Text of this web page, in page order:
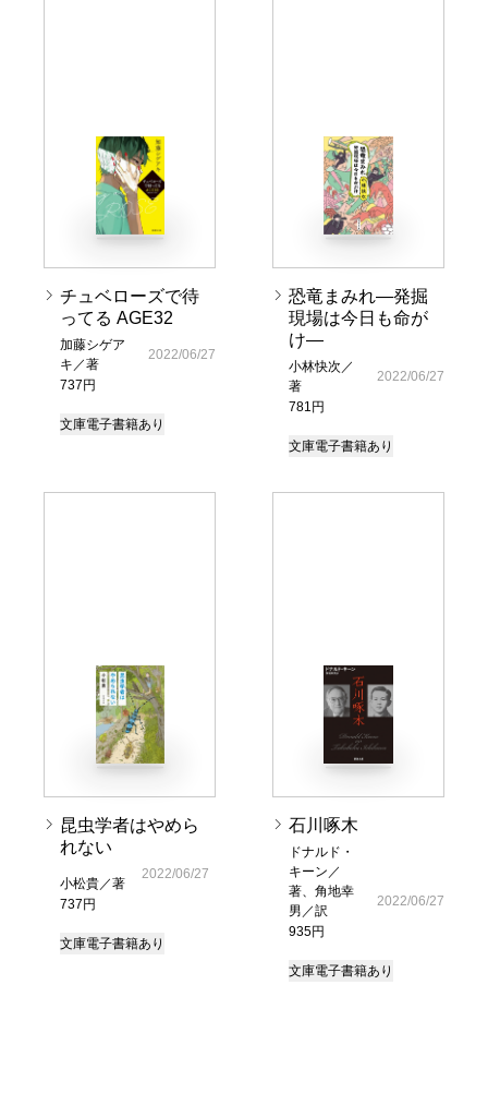
チュベローズで待
ってる AGE32
加藤シゲア
キ／著
737円
2022/06/27
文庫電子書籍あり
恐竜まみれ―発掘
現場は今日も命が
け―
小林快次／
著
781円
2022/06/27
文庫電子書籍あり
昆虫学者はやめら
れない
小松貴／著
737円
2022/06/27
文庫電子書籍あり
石川啄木
ドナルド・
キーン／
著、角地幸
男／訳
935円
2022/06/27
文庫電子書籍あり